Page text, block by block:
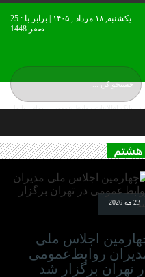
تماس با ما
در بانک اطلاعات روابط عمومی
یکشنبه, ۱۸ مرداد , ۱۴۰۵ | برابر با : 25
صفر 1448
هشتم
23 مه 2026
اجلاس ملی
روابط‌عمومی
تهران برگزار شد